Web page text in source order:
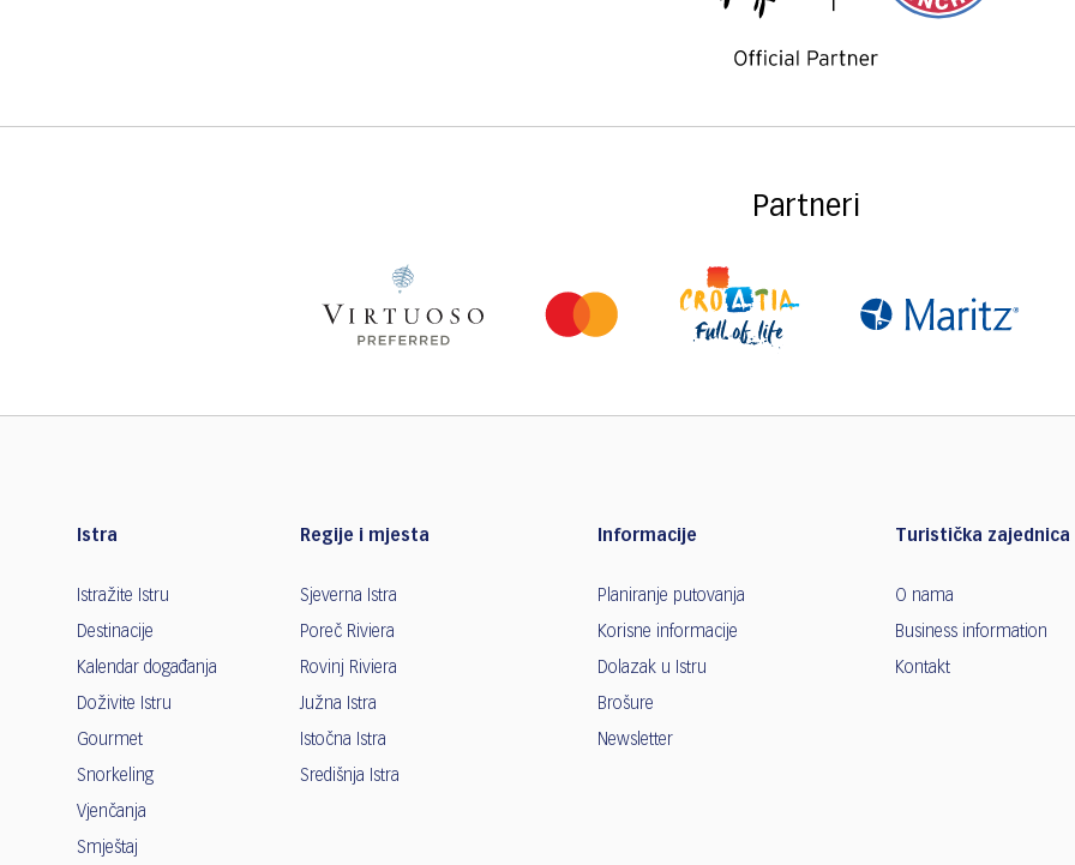
Partneri
Istra
Istražite Istru
Destinacije
Kalendar događanja
Doživite Istru
Gourmet
Snorkeling
Vjenčanja
Smještaj
Regije i mjesta
Sjeverna Istra
Poreč Riviera
Rovinj Riviera
Južna Istra
Istočna Istra
Središnja Istra
Informacije
Planiranje putovanja
Korisne informacije
Dolazak u Istru
Brošure
Newsletter
Turistička
O nama
Business information
Kontakt